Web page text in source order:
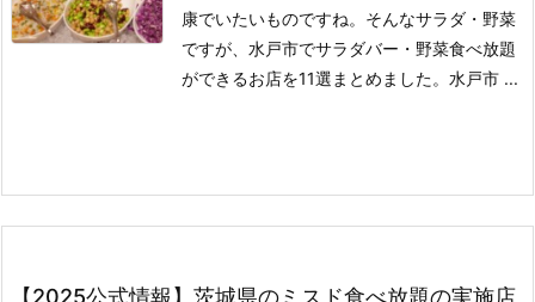
康でいたいものですね。 そんなサラダ・野菜
ですが、水戸市でサラダバー・野菜食べ放題
ができるお店を11選まとめました。 水戸市 ...
【2025公式情報】茨城県のミスド食べ放題の実施店